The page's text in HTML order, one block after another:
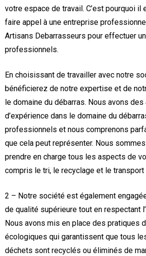
votre espace de travail. C’est pourquoi il
faire appel à une entreprise
Artisans Debarrasseurs pour effectuer
professionnels.
En choisissant de travailler avec notre
bénéficierez de notre expertise et de
le domaine du débarras. Nous avons des
d’expérience dans le domaine du
professionnels et nous comprenons
que cela peut représenter. Nous
prendre en charge tous les aspects de
compris le tri, le recyclage et le
2 – Notre société est également
de qualité supérieure tout en respectant
Nous avons mis en place des pratiques
écologiques qui garantissent que tous
déchets sont recyclés ou éliminés de